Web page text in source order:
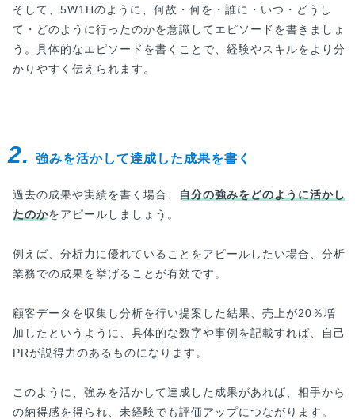
そして、5W1Hのように、何故・何を・誰に・いつ・どうし
て・どのように行ったのかを意識してエピソードを書きましょ
う。具体的なエピソードを書くことで、経験やスキルをより分
かりやすく伝えられます。
2. 強みを活かして達成した成果を書く
過去の成果や実績を書く場合、
自分の強みをどのように活かし
たのかをアピールしましょう。
例えば、分析力に優れていることをアピールしたい場合、分析
業務での成果を挙げることが有効です。
顧客データを収集し分析を行い提案した結果、売上が20％増
加したというように、具体的な数字や事例を記載すれば、自己
PRが説得力のあるものになります。
このように、強みを活かして達成した成果があれば、相手から
の納得感を得られ、未経験でも評価アップにつながります。